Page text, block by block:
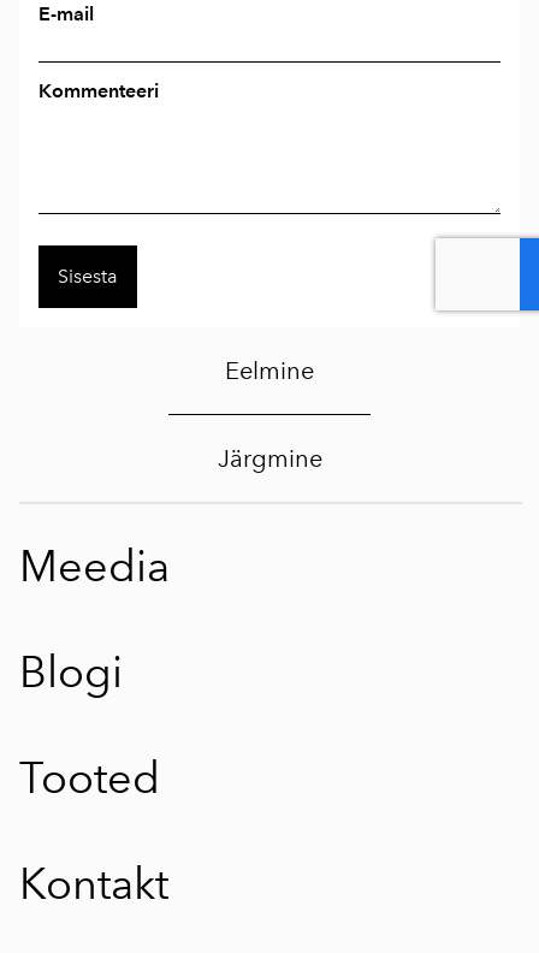
E-mail
Kommenteeri
Eelmine
Järgmine
Meedia
Blogi
Tooted
Kontakt